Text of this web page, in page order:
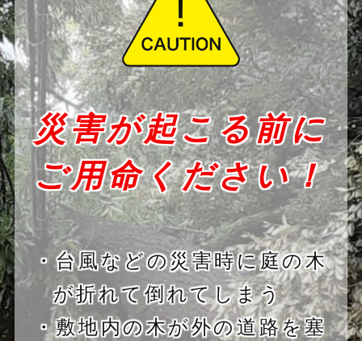
災害が起こる前に
ご用命ください！
・台風などの災害時に庭の木
が折れて倒れてしまう
・敷地内の木が外の道路を塞